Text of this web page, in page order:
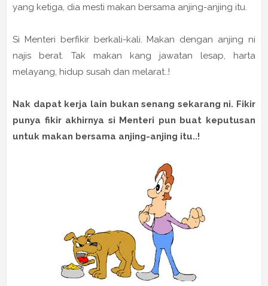
yang ketiga, dia mesti makan bersama anjing-anjing itu.
Si Menteri berfikir berkali-kali. Makan dengan anjing ni
najis berat. Tak makan kang jawatan lesap, harta
melayang, hidup susah dan melarat..!
Nak dapat kerja lain bukan senang sekarang ni. Fikir
punya fikir akhirnya si Menteri pun buat keputusan
untuk makan bersama anjing-anjing itu..!